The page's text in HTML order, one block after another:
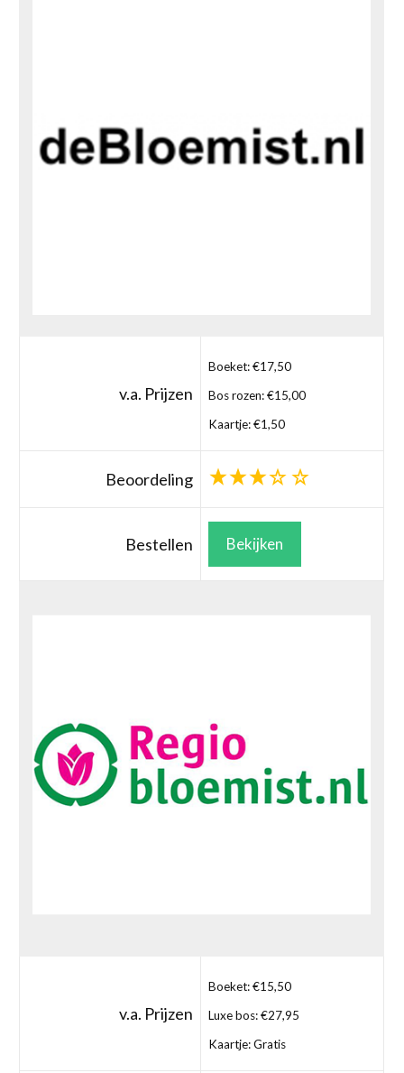
v.a. Prijzen
Boeket: €17,50
Bos rozen: €15,00
Kaartje: €1,50
Beoordeling
Bestellen Bekijken
v.a. Prijzen
Boeket: €15,50
Luxe bos: €27,95
Kaartje: Gratis